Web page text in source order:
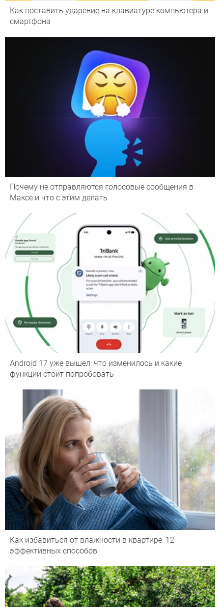
Как поставить ударение на клавиатуре компьютера и
смартфона
Почему не отправляются голосовые сообщения в
Максе и что с этим делать
Android 17 уже вышел: что изменилось и какие
функции стоит попробовать
Как избавиться от влажности в квартире: 12
эффективных способов